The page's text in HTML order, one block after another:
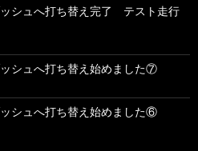
シュへ打ち替え完了 テスト走行
シュへ打ち替え始めました⑦
シュへ打ち替え始めました⑥